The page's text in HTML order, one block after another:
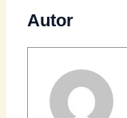
Autor